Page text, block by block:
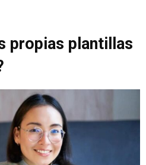
propias plantillas